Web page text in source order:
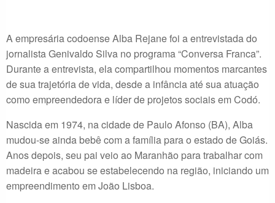
A empresária codoense Alba Rejane foi a entrevistada do
jornalista Genivaldo Silva no programa “Conversa Franca”.
Durante a entrevista, ela compartilhou momentos marcantes
de sua trajetória de vida, desde a infância até sua atuação
como empreendedora e líder de projetos sociais em Codó.
Nascida em 1974, na cidade de Paulo Afonso (BA), Alba
mudou-se ainda bebê com a família para o estado de Goiás.
Anos depois, seu pai veio ao Maranhão para trabalhar com
madeira e acabou se estabelecendo na região, iniciando um
empreendimento em João Lisboa.